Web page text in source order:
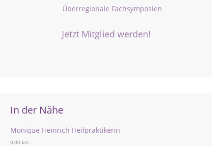
Überregionale Fachsymposien
Jetzt Mitglied werden!
In der Nähe
Monique Heinrich Heilpraktikerin
0,00 km